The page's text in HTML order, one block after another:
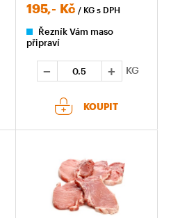
195,- Kč / KG s DPH
Řezník Vám maso
připraví
KG
KOUPIT